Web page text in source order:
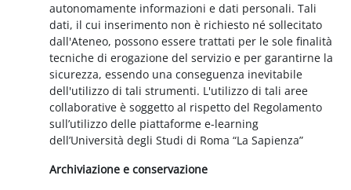
autonomamente informazioni e dati personali. Tali
dati, il cui inserimento non è richiesto né sollecitato
dall'Ateneo, possono essere trattati per le sole finalità
tecniche di erogazione del servizio e per garantirne la
sicurezza, essendo una conseguenza inevitabile
dell'utilizzo di tali strumenti. L'utilizzo di tali aree
collaborative è soggetto al rispetto del Regolamento
sull’utilizzo delle piattaforme e-learning
dell’Università degli Studi di Roma “La Sapienza”
Archiviazione e conservazione